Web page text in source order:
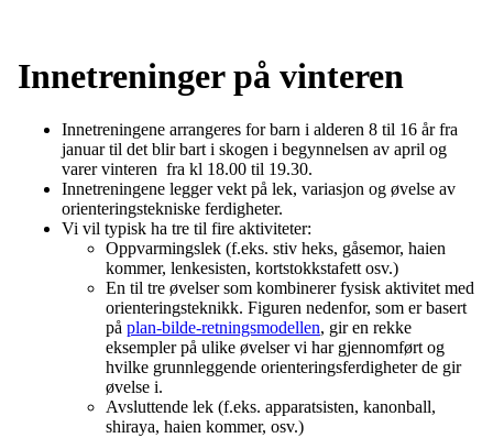
Innetreninger på vinteren
Innetreningene arrangeres for barn i alderen 8 til 16 år fra
januar til det blir bart i skogen i begynnelsen av april og
varer vinteren fra kl 18.00 til 19.30.
Innetreningene legger vekt på lek, variasjon og øvelse av
orienteringstekniske ferdigheter.
Vi vil typisk ha tre til fire aktiviteter:
Oppvarmingslek (f.eks. stiv heks, gåsemor, haien
kommer, lenkesisten, kortstokkstafett osv.)
En til tre øvelser som kombinerer fysisk aktivitet med
orienteringsteknikk. Figuren nedenfor, som er basert
på plan-bilde-retningsmodellen, gir en rekke
eksempler på ulike øvelser vi har gjennomført og
hvilke grunnleggende orienteringsferdigheter de gir
øvelse i.
Avsluttende lek (f.eks. apparatsisten, kanonball,
shiraya, haien kommer, osv.)